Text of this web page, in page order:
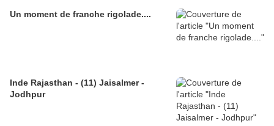
Un moment de franche rigolade....
Inde Rajasthan - (11) Jaisalmer -
Jodhpur